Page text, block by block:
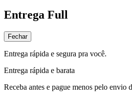
Entrega Full
Fechar
Entrega rápida e segura pra você.
Entrega rápida e barata
Receba antes e pague menos pelo envio